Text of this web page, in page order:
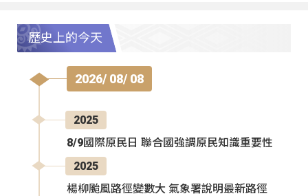
歷史上的今天
2026/ 08/ 08
2025
8/9國際原民日 聯合國強調原民知識重要性
2025
楊柳颱風路徑變數大 氣象署說明最新路徑